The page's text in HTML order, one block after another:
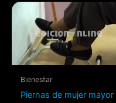
Bienestar
Piernas de mujer mayor